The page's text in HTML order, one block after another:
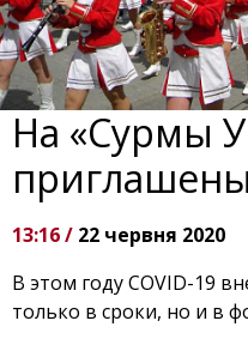
На «Сурмы
13:16 / 22 червня 2020
В этом году COVID-19
только в сроки, но и в